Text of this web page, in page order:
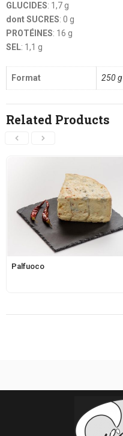
GLUCIDES: 1,7 g
dont SUCRES: 0 g
PROTÉINES: 16 g
SEL: 1,1 g
Format 250 g
Related Products
Palfuoco